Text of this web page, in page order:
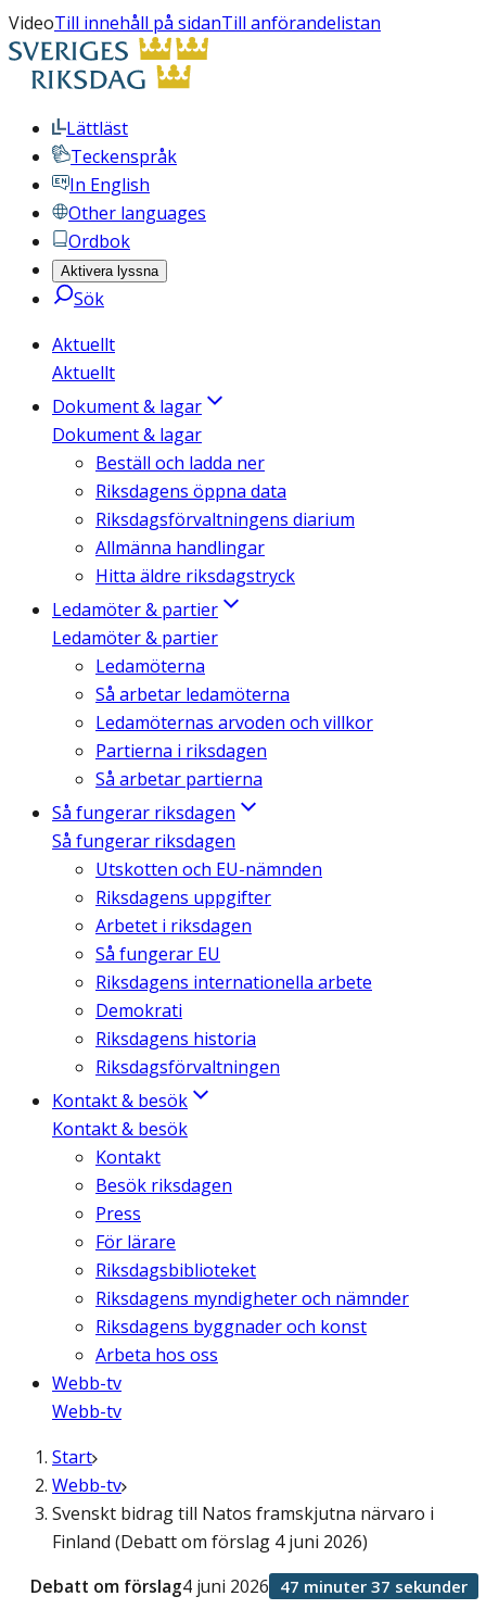
VideoTill innehåll på sidanTill anförandelistan
Lättläst
Teckenspråk
In English
Other languages
Ordbok
Aktivera lyssna
Sök
Aktuellt
Aktuellt
Dokument & lagar
Dokument & lagar
Beställ och ladda ner
Riksdagens öppna data
Riksdagsförvaltningens diarium
Allmänna handlingar
Hitta äldre riksdagstryck
Ledamöter & partier
Ledamöter & partier
Ledamöterna
Så arbetar ledamöterna
Ledamöternas arvoden och villkor
Partierna i riksdagen
Så arbetar partierna
Så fungerar riksdagen
Så fungerar riksdagen
Utskotten och EU-nämnden
Riksdagens uppgifter
Arbetet i riksdagen
Så fungerar EU
Riksdagens internationella arbete
Demokrati
Riksdagens historia
Riksdagsförvaltningen
Kontakt & besök
Kontakt & besök
Kontakt
Besök riksdagen
Press
För lärare
Riksdagsbiblioteket
Riksdagens myndigheter och nämnder
Riksdagens byggnader och konst
Arbeta hos oss
Webb-tv
Webb-tv
Start
Webb-tv
Svenskt bidrag till Natos framskjutna närvaro i
Finland (Debatt om förslag 4 juni 2026)
Debatt om förslag4 juni 2026 47 minuter 37 sekunder